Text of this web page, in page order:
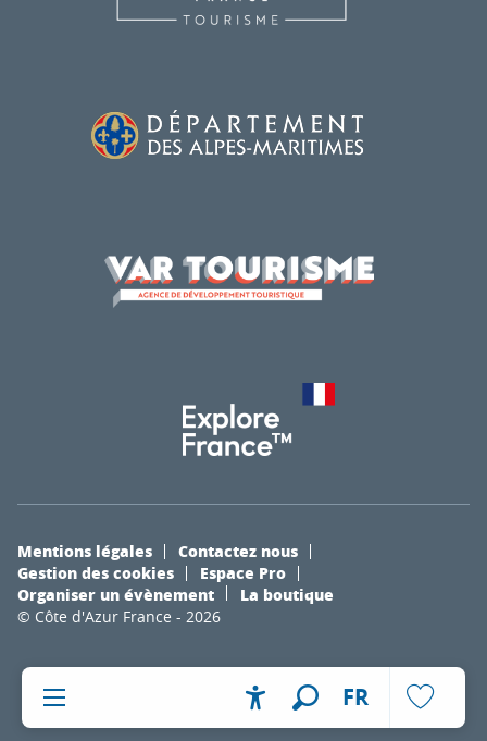
AccessibilitéVoir les
Recherche
FR
© Côte d'Azur France - 2026
Mentions légales
Contactez nous
Gestion des cookies
Espace Pro
Organiser un évènement
La boutique